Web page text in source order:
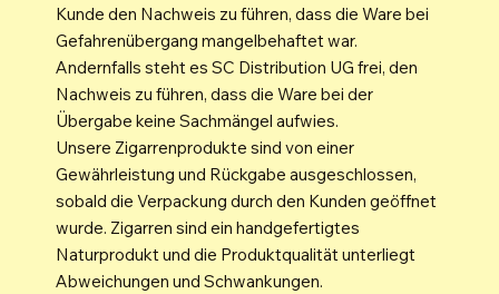
Kunde den Nachweis zu führen, dass die Ware bei
Gefahrenübergang mangelbehaftet war.
Andernfalls steht es SC Distribution UG frei, den
Nachweis zu führen, dass die Ware bei der
Übergabe keine Sachmängel aufwies.
Unsere Zigarrenprodukte sind von einer
Gewährleistung und Rückgabe ausgeschlossen,
sobald die Verpackung durch den Kunden geöffnet
wurde. Zigarren sind ein handgefertigtes
Naturprodukt und die Produktqualität unterliegt
Abweichungen und Schwankungen.